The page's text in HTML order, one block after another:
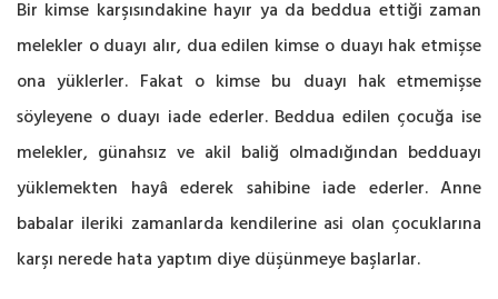
Bir kimse karşısındakine hayır ya da beddua ettiği zaman
melekler o duayı alır, dua edilen kimse o duayı hak etmişse
ona yüklerler. Fakat o kimse bu duayı hak etmemişse
söyleyene o duayı iade ederler. Beddua edilen çocuğa ise
melekler, günahsız ve akil baliğ olmadığından bedduayı
yüklemekten hayâ ederek sahibine iade ederler. Anne
babalar ileriki zamanlarda kendilerine asi olan çocuklarına
karşı nerede hata yaptım diye düşünmeye başlarlar.